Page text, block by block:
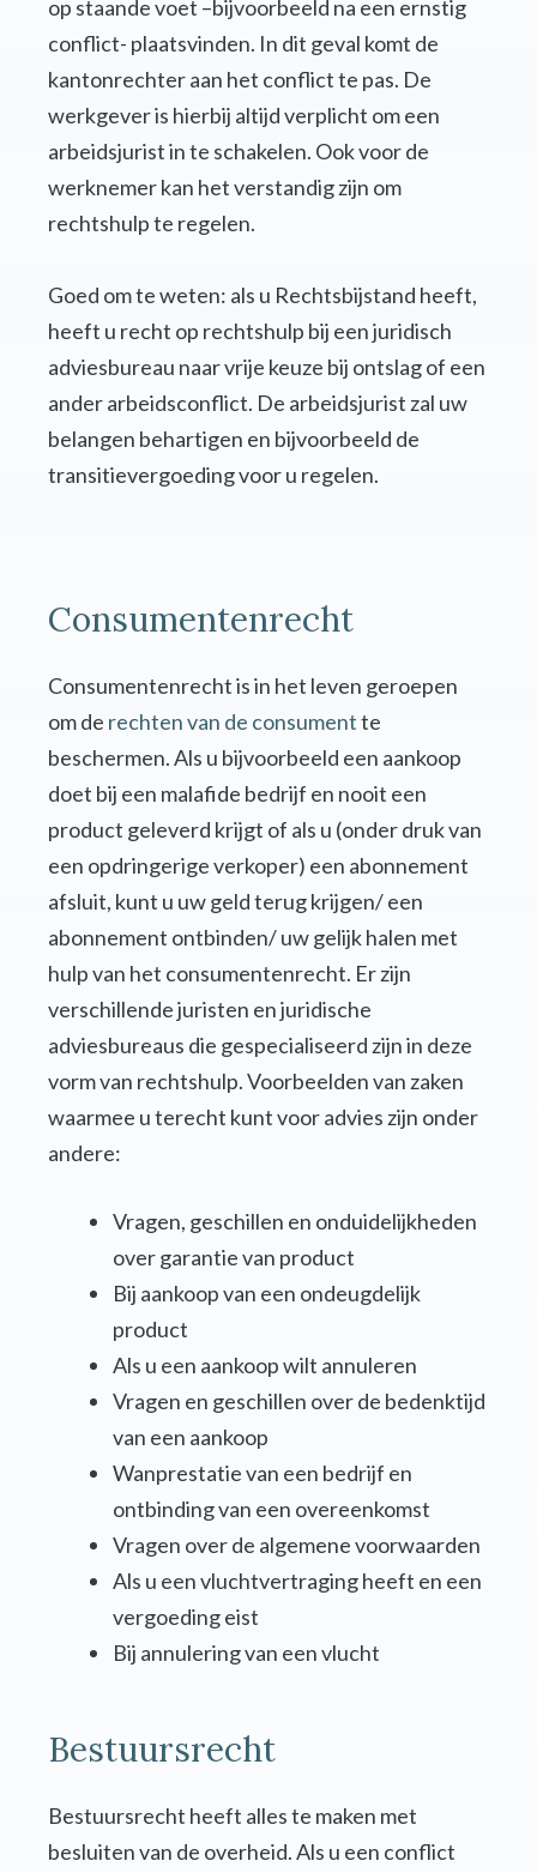
op staande voet –bijvoorbeeld na een ernstig
conflict- plaatsvinden. In dit geval komt de
kantonrechter aan het conflict te pas. De
werkgever is hierbij altijd verplicht om een
arbeidsjurist in te schakelen. Ook voor de
werknemer kan het verstandig zijn om
rechtshulp te regelen.
Goed om te weten: als u Rechtsbijstand heeft,
heeft u recht op rechtshulp bij een juridisch
adviesbureau naar vrije keuze bij ontslag of een
ander arbeidsconflict. De arbeidsjurist zal uw
belangen behartigen en bijvoorbeeld de
transitievergoeding voor u regelen.
Consumentenrecht
Consumentenrecht is in het leven geroepen
om de rechten van de consumentte
beschermen. Als u bijvoorbeeld een aankoop
doet bij een malafide bedrijf en nooit een
product geleverd krijgt of als u (onder druk van
een opdringerige verkoper) een abonnement
afsluit, kunt u uw geld terug krijgen/ een
abonnement ontbinden/ uw gelijk halen met
hulp van het consumentenrecht. Er zijn
verschillende juristen en juridische
adviesbureaus die gespecialiseerd zijn in deze
vorm van rechtshulp. Voorbeelden van zaken
waarmee u terecht kunt voor advies zijn onder
andere:
Vragen, geschillen en onduidelijkheden
over garantie van product
Bij aankoop van een ondeugdelijk
product
Als u een aankoop wilt annuleren
Vragen en geschillen over de bedenktijd
van een aankoop
Wanprestatie van een bedrijf en
ontbinding van een overeenkomst
Vragen over de algemene voorwaarden
Als u een vluchtvertraging heeft en een
vergoeding eist
Bij annulering van een vlucht
Bestuursrecht
Bestuursrecht heeft alles te maken met
besluiten van de overheid. Als u een conflict